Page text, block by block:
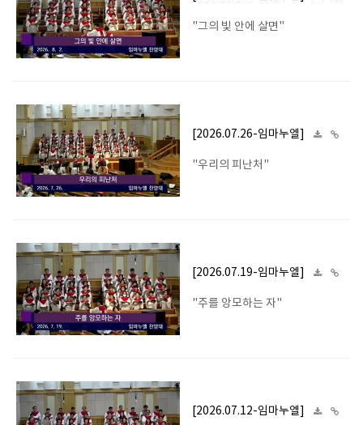
"그의 빛 안에 살면"
[2026.07.26-임마누엘]
"우리의 피난처"
[2026.07.19-임마누엘]
"주를 앙모하는 자"
[2026.07.12-임마누엘]